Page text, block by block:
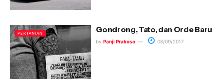
PERTANIAN Gondrong, Tato, dan Orde Baru
by Panji Prakoso 08/09/2017